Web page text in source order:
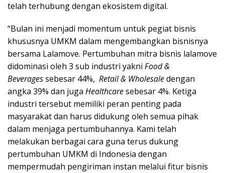
telah terhubung dengan ekosistem digital.
“Bulan ini menjadi momentum untuk pegiat bisnis
khususnya UMKM dalam mengembangkan bisnisnya
bersama Lalamove. Pertumbuhan mitra bisnis lalamove
didominasi oleh 3 sub industri yakni Food &
Beveragessebesar 44%, Retail & Wholesaledengan
angka 39% dan juga Healthcaresebesar 4%. Ketiga
industri tersebut memiliki peran penting pada
masyarakat dan harus didukung oleh semua pihak
dalam menjaga pertumbuhannya. Kami telah
melakukan berbagai cara guna terus dukung
pertumbuhan UMKM di Indonesia dengan
mempermudah pengiriman instan melalui fitur bisnis